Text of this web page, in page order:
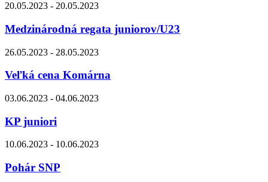
20.05.2023 - 20.05.2023
Medzinárodná regata juniorov/U23
26.05.2023 - 28.05.2023
Veľká cena Komárna
03.06.2023 - 04.06.2023
KP juniori
10.06.2023 - 10.06.2023
Pohár SNP